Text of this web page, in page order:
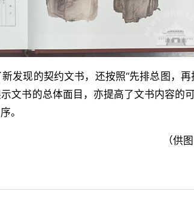
发现的契约文书，还按照“先排总图，
文书的总体面目，亦提高了文书内容的
。
（供